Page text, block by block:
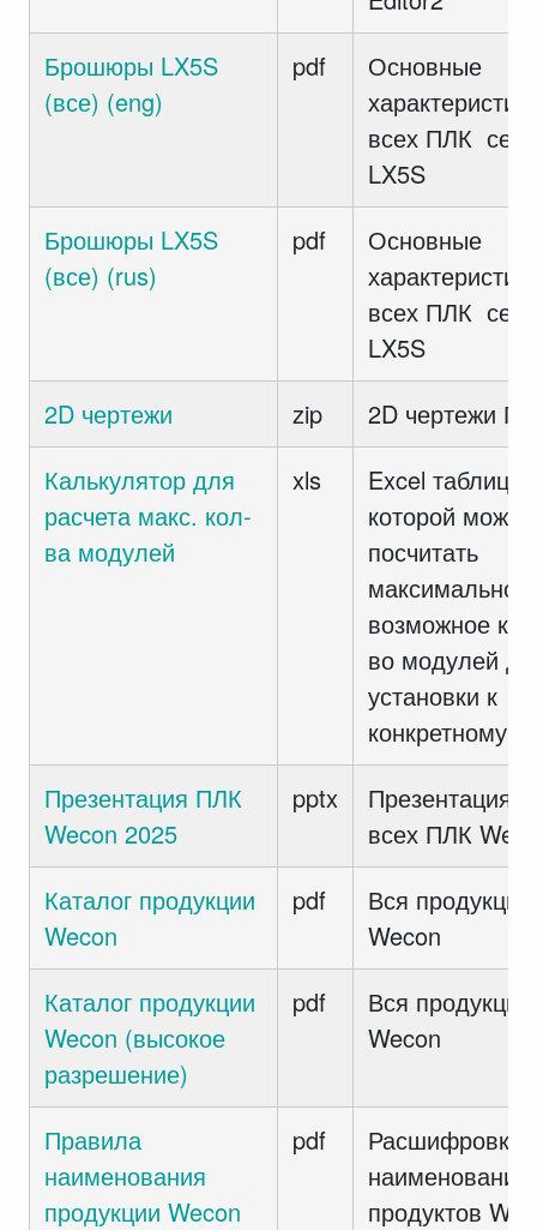
Брошюры LX5S
(все) (eng)
pdf
Основные
всех ПЛК
LX5S
Брошюры LX5S
(все) (rus)
pdf
Основные
всех ПЛК
LX5S
2D чертежи
zip
2D чертежи
Калькулятор для
расчета макс. кол-
ва модулей
xls
Excel таблица
которой можно
посчитать
максимально
возможное
во модулей
установки к
конкретному
Презентация ПЛК
Wecon 2025
pptx
Презентация
всех ПЛК
Каталог продукции
Wecon
pdf
Вся продукция
Wecon
Каталог продукции
Wecon (высокое
разрешение)
pdf
Вся продукция
Wecon
Правила
наименования
продукции Wecon
pdf
Расшифровка
наименований
продуктов